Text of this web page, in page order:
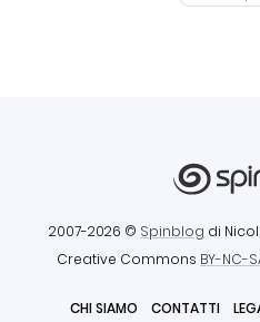
2007-2026 © Spinblog di
Creative Commons BY-NC-
CHI SIAMO CONTATTI